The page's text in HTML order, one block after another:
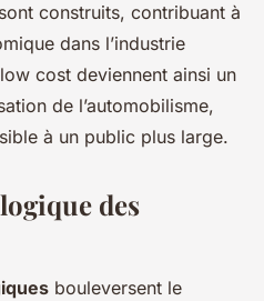
construits, contribuant à
dans l’industrie
cost deviennent ainsi un
de l’automobilisme,
à un public plus large.
des
bouleversent le